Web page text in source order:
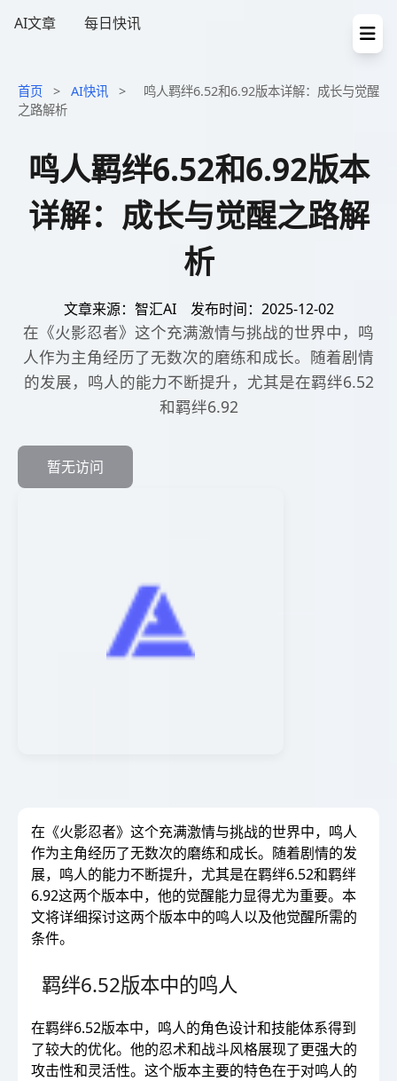
AI文章 每日快讯
首页 > AI快讯 >
鸣人羁绊6.52和6.92版本详解：成长与觉醒
之路解析
鸣人羁绊6.52和6.92版本
详解：成长与觉醒之路解
析
文章来源：智汇AI 发布时间：2025-12-02
在《火影忍者》这个充满激情与挑战的世界中，鸣
人作为主角经历了无数次的磨练和成长。随着剧情
的发展，鸣人的能力不断提升，尤其是在羁绊6.52
和羁绊6.92
暂无访问
在《火影忍者》这个充满激情与挑战的世界中，鸣人
作为主角经历了无数次的磨练和成长。随着剧情的发
展，鸣人的能力不断提升，尤其是在羁绊6.52和羁绊
6.92这两个版本中，他的觉醒能力显得尤为重要。本
文将详细探讨这两个版本中的鸣人以及他觉醒所需的
条件。
羁绊6.52版本中的鸣人
在羁绊6.52版本中，鸣人的角色设计和技能体系得到
了较大的优化。他的忍术和战斗风格展现了更强大的
攻击性和灵活性。这个版本主要的特色在于对鸣人的